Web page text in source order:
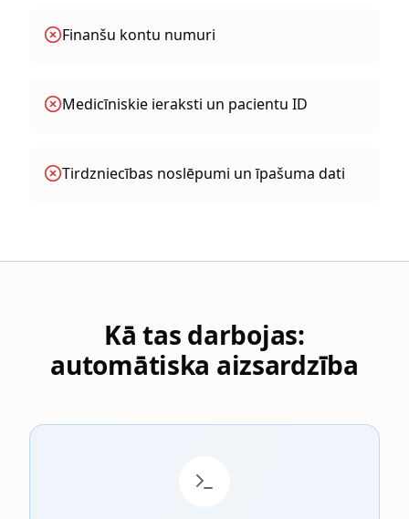
Finanšu kontu numuri
Medicīniskie ieraksti un pacientu ID
Tirdzniecības noslēpumi un īpašuma dati
Kā tas darbojas:
automātiska aizsardzība